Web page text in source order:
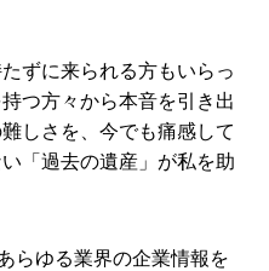
ずに来られる方もいらっ
つ方々から本音を引き出
しさを、今でも痛感して
「過去の遺産」が私を助
らゆる業界の企業情報を